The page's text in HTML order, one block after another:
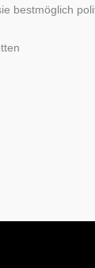
bestmöglich